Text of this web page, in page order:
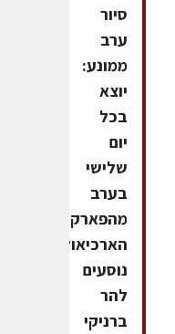
סיור
ערב
ממונע:
יוצא
בכל
יום
שלישי
בערב
מהפארק
הארכיאולוגי.
נוסעים
להר
ברניקי